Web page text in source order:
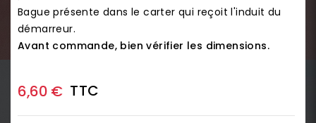
Bague présente dans le carter qui reçoit l'induit du
démarreur.
Avant commande, bien vérifier les dimensions.
6,60 € TTC